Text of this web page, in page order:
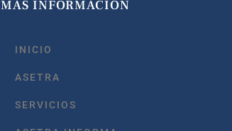
MÁS INFORMACIÓN
INICIO
ASETRA
SERVICIOS